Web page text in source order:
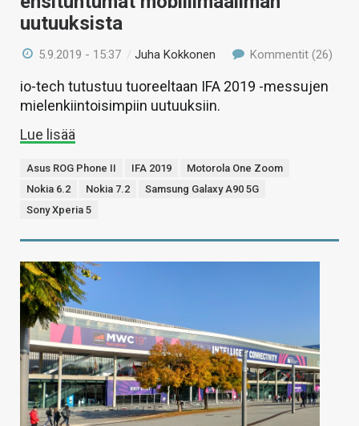
uutuuksista
5.9.2019 - 15:37 /Juha Kokkonen Kommentit (26)
io-tech tutustuu tuoreeltaan IFA 2019 -messujen
mielenkiintoisimpiin uutuuksiin.
Lue lisää
Asus ROG Phone II IFA 2019
Motorola One Zoom
Nokia 6.2
Nokia 7.2
Samsung Galaxy A90 5G
Sony Xperia 5